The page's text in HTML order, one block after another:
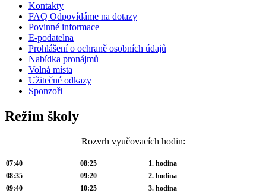
Kontakty
FAQ Odpovídáme na dotazy
Povinné informace
E-podatelna
Prohlášení o ochraně osobních údajů
Nabídka pronájmů
Volná místa
Užitečné odkazy
Sponzoři
Režim školy
Rozvrh vyučovacích hodin:
07:40 08:25
1. hodina
08:35
09:20
2. hodina
09:40
10:25
3. hodina